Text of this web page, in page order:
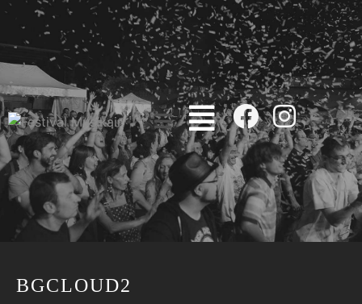
BGCLOUD2